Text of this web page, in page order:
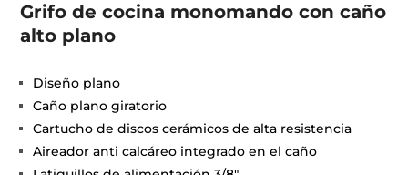
Grifo de cocina monomando con caño
alto plano
Diseño plano
Caño plano giratorio
Cartucho de discos cerámicos de alta resistencia
Aireador anti calcáreo integrado en el caño